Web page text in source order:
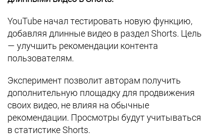
YouTube начал тестировать новую функцию,
добавляя длинные видео в раздел Shorts. Цель
— улучшить рекомендации контента
пользователям.
Эксперимент позволит авторам получить
дополнительную площадку для продвижения
своих видео, не влияя на обычные
рекомендации. Просмотры будут учитываться
в статистике Shorts.